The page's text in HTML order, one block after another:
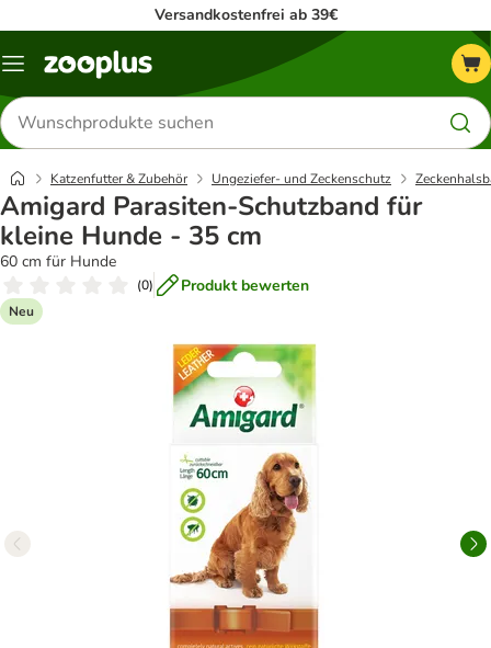
Versandkostenfrei ab 39€
Menü
Produkte
suchen
Katzenfutter & Zubehör Ungeziefer- und Zeckenschutz
Amigard Parasiten-Schutzband für
kleine Hunde - 35 cm
60 cm für Hunde
(0) Produkt bewerten
Neu